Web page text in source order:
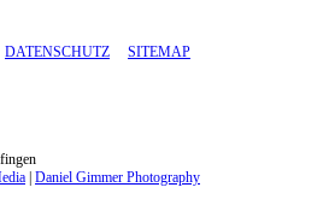
DATENSCHUTZ
SITEMAP
Daniel Gimmer Photography